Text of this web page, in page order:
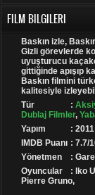
FILM BILGILERI
Baskın izle,
Gizli görevlerde
uyuşturucu
gittiğinde apışıp
Baskın filmini
kalitesiyle
Tür
:
Dublaj Filmler,
Yapım
:
IMDB Puanı : 7.7/
Yönetmen
:
Oyuncular
: Iko
Pierre Gruno,